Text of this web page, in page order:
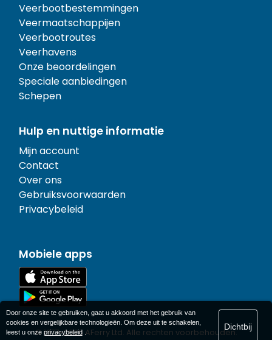
Veerbootbestemmingen
Veermaatschappijen
Veerbootroutes
Veerhavens
Onze beoordelingen
Speciale aanbiedingen
Schepen
Hulp en nuttige informatie
Mijn account
Contact
Over ons
Gebruiksvoorwaarden
Privacybeleid
Mobiele apps
© 1977-2026 AFerry Ltd. Alle rechten voorbehouden.
Door onze site te gebruiken, gaat u akkoord met het gebruik van
cookies en vergelijkbare technologieën. Om deze uit te schakelen,
leest u onze privacybeleid.
Dichtbij